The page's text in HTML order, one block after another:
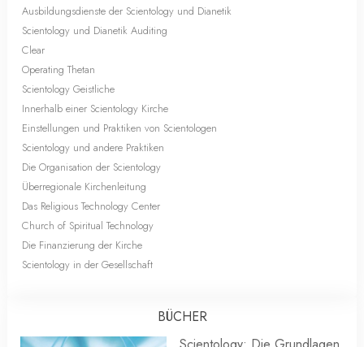
Ausbildungsdienste der Scientology und Dianetik
Scientology und Dianetik Auditing
Clear
Operating Thetan
Scientology Geistliche
Innerhalb einer Scientology Kirche
Einstellungen und Praktiken von Scientologen
Scientology und andere Praktiken
Die Organisation der Scientology
Überregionale Kirchenleitung
Das Religious Technology Center
Church of Spiritual Technology
Die Finanzierung der Kirche
Scientology in der Gesellschaft
BÜCHER